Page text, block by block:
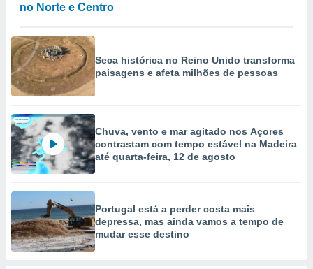
no Norte e Centro
Seca histórica no Reino Unido transforma
paisagens e afeta milhões de pessoas
Chuva, vento e mar agitado nos Açores
contrastam com tempo estável na Madeira
até quarta-feira, 12 de agosto
Portugal está a perder costa mais
depressa, mas ainda vamos a tempo de
mudar esse destino